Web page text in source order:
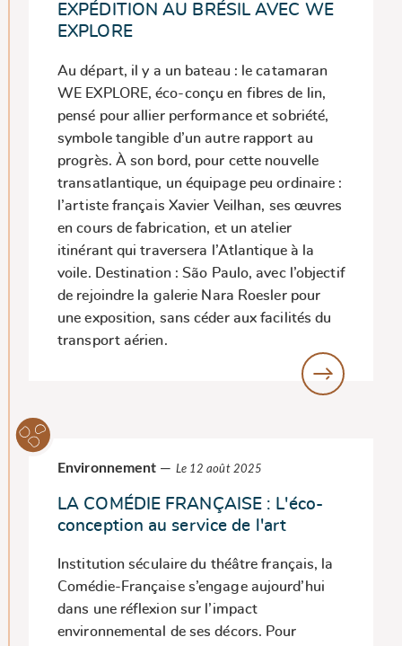
EXPÉDITION AU BRÉSIL AVEC WE
EXPLORE
Au départ, il y a un bateau : le catamaran
WE EXPLORE, éco-conçu en fibres de lin,
pensé pour allier performance et sobriété,
symbole tangible d’un autre rapport au
progrès. À son bord, pour cette nouvelle
transatlantique, un équipage peu ordinaire :
l’artiste français Xavier Veilhan, ses œuvres
en cours de fabrication, et un atelier
itinérant qui traversera l’Atlantique à la
voile. Destination : São Paulo, avec l’objectif
de rejoindre la galerie Nara Roesler pour
une exposition, sans céder aux facilités du
transport aérien.
Environnement — Le 12 août 2025
LA COMÉDIE FRANÇAISE : L'éco-
conception au service de l'art
Institution séculaire du théâtre français, la
Comédie-Française s’engage aujourd’hui
dans une réflexion sur l’impact
environnemental de ses décors. Pour